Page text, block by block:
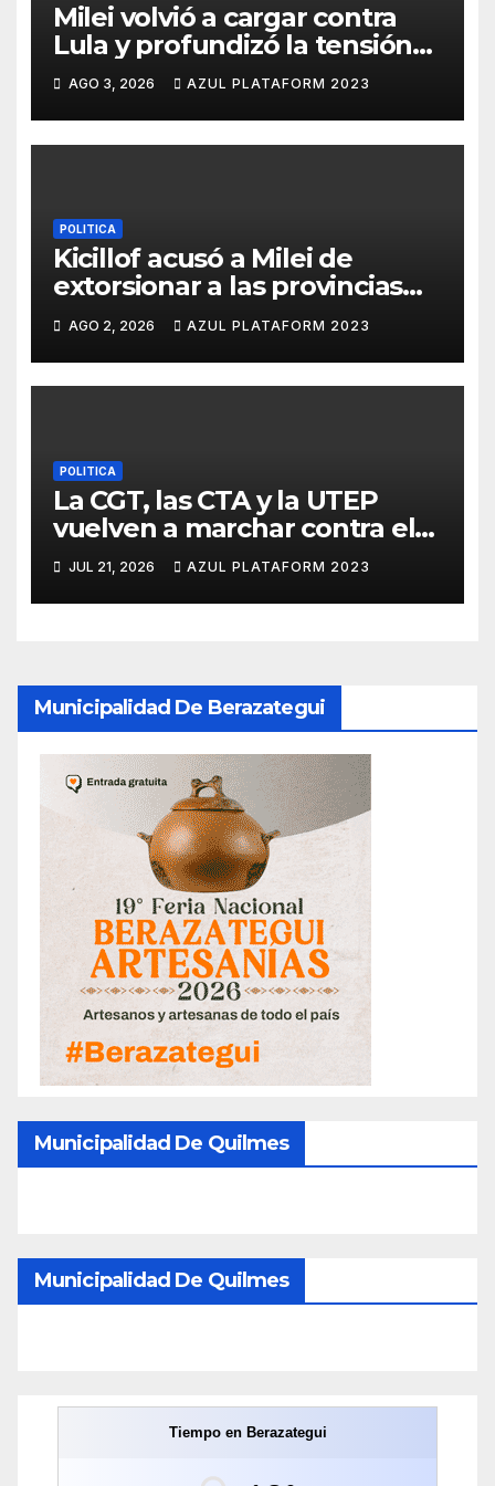
Milei volvió a cargar contra
Lula y profundizó la tensión
con Brasil
AGO 3, 2026 AZUL PLATAFORM 2023
POLITICA
Kicillof acusó a Milei de
extorsionar a las provincias
para lograr su reelección
AGO 2, 2026 AZUL PLATAFORM 2023
POLITICA
La CGT, las CTA y la UTEP
vuelven a marchar contra el
Gobierno y anticipan nuevas
protestas
JUL 21, 2026 AZUL PLATAFORM 2023
Municipalidad De Berazategui
Municipalidad De Quilmes
Municipalidad De Quilmes
Tiempo en Berazategui